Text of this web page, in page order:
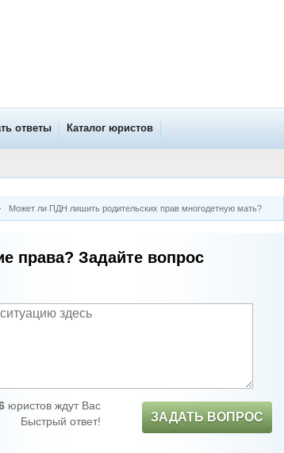
ответы Каталог юристов
Может ли ПДН лишить родительских прав многодетную мать?
права? Задайте вопрос
юристов ждут Вас
Быстрый ответ!
ЗАДАТЬ ВОПРОС